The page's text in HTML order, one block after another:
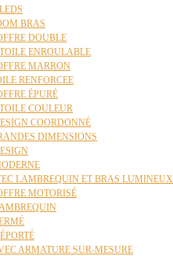
BRAS
DOUBLE
ENROULABLE
MARRON
RENFORCEE
ÉPURÉ
COULEUR
COORDONNÉ
DIMENSIONS
LAMBREQUIN ET BRAS LUMINEUX
MOTORISÉ
ARMATURE SUR-MESURE